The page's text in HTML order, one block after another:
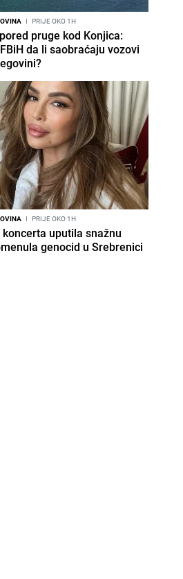
I PRIJE OKO 1H
pruge kod Konjica:
da li saobraćaju vozovi
I PRIJE OKO 1H
uputila snažnu
genocid u Srebrenici